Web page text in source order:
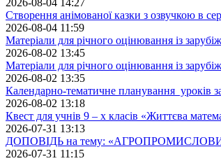
2026-08-04 14:27
Створення анімованої казки з озвучкою в
2026-08-04 11:59
Матеріали для річного оцінювання із
2026-08-02 13:45
Матеріали для річного оцінювання із
2026-08-02 13:35
Календарно-тематичне планування уроків
2026-08-02 13:18
Квест для учнів 9 – х класів «Життєва
2026-07-31 13:13
ДОПОВІДЬ на тему:
2026-07-31 11:15